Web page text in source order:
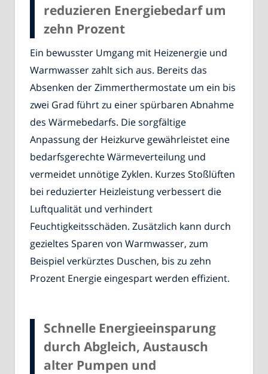
reduzieren Energiebedarf um
zehn Prozent
Ein bewusster Umgang mit Heizenergie und
Warmwasser zahlt sich aus. Bereits das
Absenken der Zimmerthermostate um ein bis
zwei Grad führt zu einer spürbaren Abnahme
des Wärmebedarfs. Die sorgfältige
Anpassung der Heizkurve gewährleistet eine
bedarfsgerechte Wärmeverteilung und
vermeidet unnötige Zyklen. Kurzes Stoßlüften
bei reduzierter Heizleistung verbessert die
Luftqualität und verhindert
Feuchtigkeitsschäden. Zusätzlich kann durch
gezieltes Sparen von Warmwasser, zum
Beispiel verkürztes Duschen, bis zu zehn
Prozent Energie eingespart werden effizient.
Schnelle Energieeinsparung
durch Abgleich, Austausch
alter Pumpen und